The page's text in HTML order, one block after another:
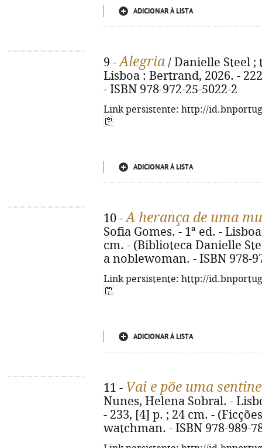
ADICIONAR À LISTA
9 -Alegria / Danielle Steel ;
Lisboa : Bertrand, 2026. -
- ISBN 978-972-25-5022-2
Link persistente: http://
ADICIONAR À LISTA
10 -A herança de uma
Sofia Gomes. - 1ª ed. -
cm. - (Biblioteca Danielle
a noblewoman. - ISBN 978-
Link persistente: http://
ADICIONAR À LISTA
11 - Vai e põe uma
Nunes, Helena Sobral. -
- 233, [4] p. ; 24 cm. -
watchman. - ISBN 978-989-